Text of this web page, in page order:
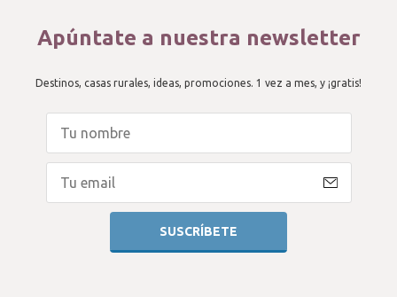
Apúntate a nuestra newsletter
Destinos, casas rurales, ideas, promociones. 1 vez a mes, y ¡gratis!